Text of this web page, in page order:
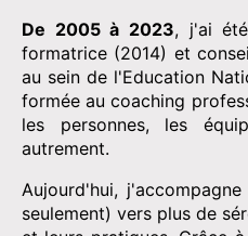
De 2005 à 2023, j'ai
formatrice (2014) et
au sein de l'Education
formée au coaching
les personnes, les
autrement.
Aujourd'hui,
seulement) vers plus de